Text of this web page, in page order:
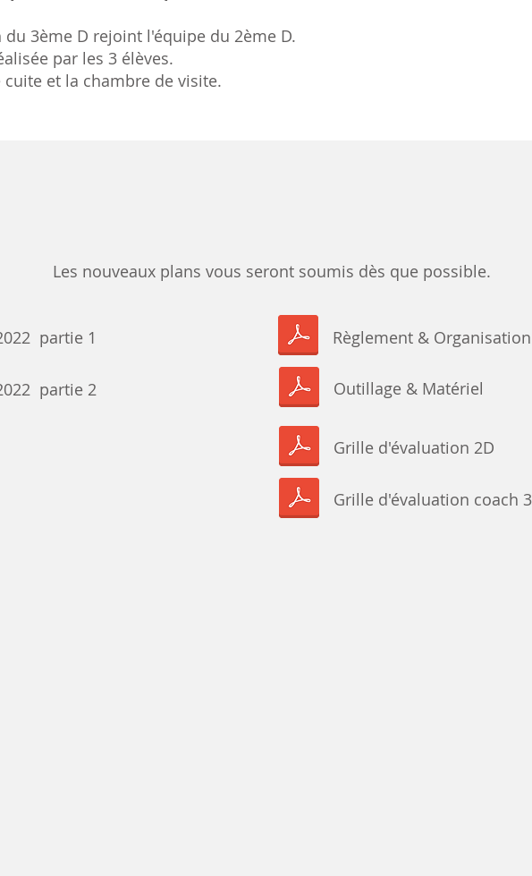
du 3ème D rejoint l'équipe du 2ème D.
par les 3 élèves.
et la chambre de visite.
Les nouveaux plans vous seront soumis dès que possible.
partie 1
partie 2
Règlement & Organisation
Outillage & Matériel
Grille d'évaluation 2D
Grille d'évaluation coach